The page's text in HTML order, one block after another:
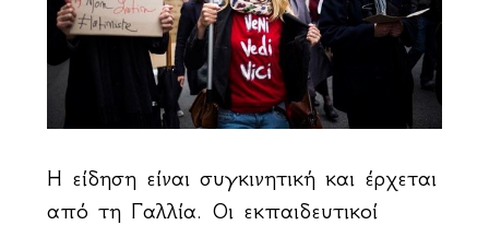
Η είδηση είναι συγκινητική και έρχεται
από τη Γαλλία. Οι εκπαιδευτικοί